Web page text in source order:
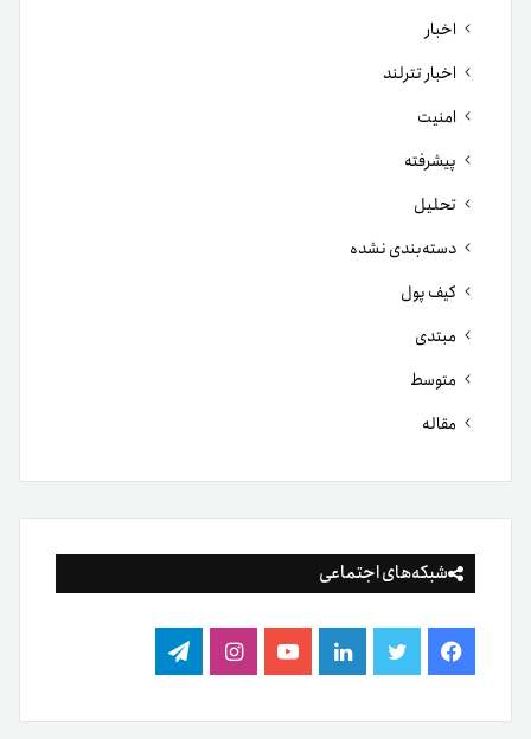
اخبار
اخبار تترلند
امنیت
پیشرفته
تحلیل
دسته‌بندی نشده
کیف پول
مبتدی
متوسط
مقاله
شبکه‌های اجتماعی
فیس
بوک
توییتر لینکدینیوتیوباینستاگرام
تلگرام